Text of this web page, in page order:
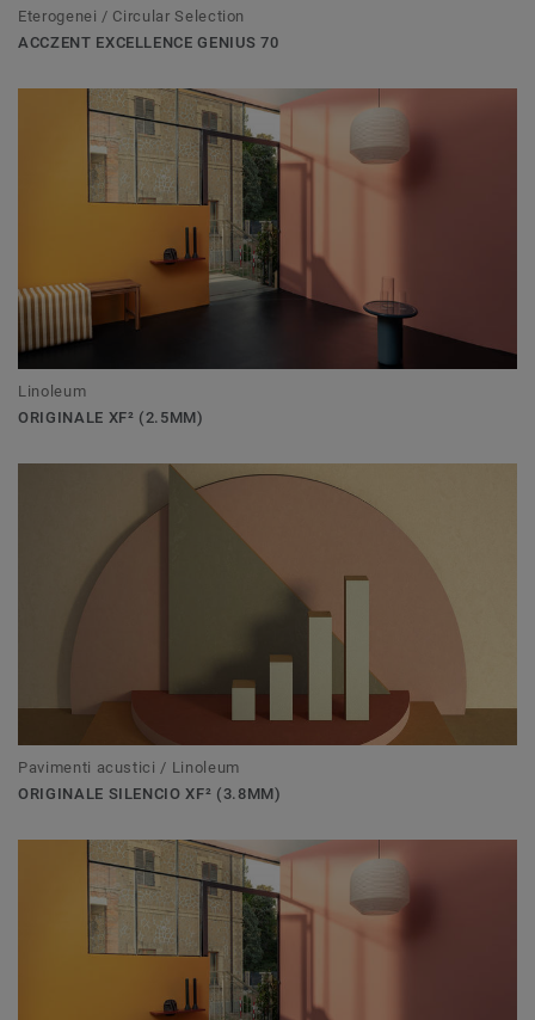
Eterogenei / Circular Selection
ACCZENT EXCELLENCE GENIUS 70
Linoleum
ORIGINALE XF² (2.5MM)
Pavimenti acustici / Linoleum
ORIGINALE SILENCIO XF² (3.8MM)